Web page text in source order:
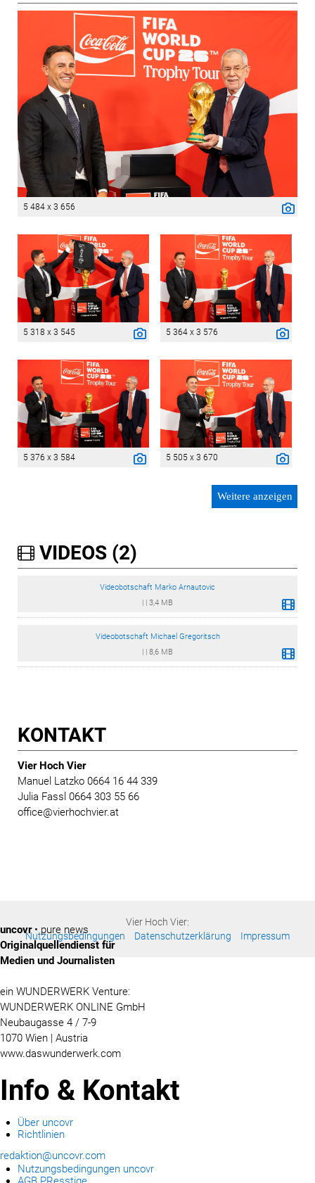
5 484 x 3 656
5 318 x 3 545 5 364 x 3 576
5 376 x 3 584 5 505 x 3 670
Weitere anzeigen
VIDEOS (2)
Videobotschaft Marko Arnautovic
| | 3,4 MB
Videobotschaft Michael Gregoritsch
| | 8,6 MB
KONTAKT
Vier Hoch Vier
Manuel Latzko 0664 16 44 339
Julia Fassl 0664 303 55 66
office@vierhochvier.at
Vier Hoch Vier:
Nutzungsbedingungen
Datenschutzerklärung Impressum
uncovr• pure news
Originalquellendienst für
Medien und Journalisten
ein WUNDERWERK Venture:
WUNDERWERK ONLINE GmbH
Neubaugasse 4 / 7-9
1070 Wien | Austria
www.daswunderwerk.com
Info & Kontakt
Über uncovr
Richtlinien
redaktion@uncovr.com
Nutzungsbedingungen uncovr